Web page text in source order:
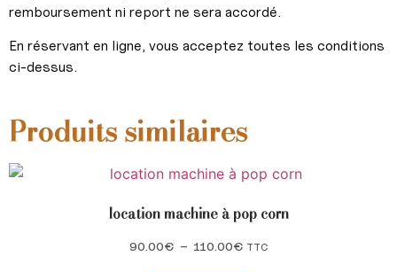
remboursement ni report ne sera accordé.
En réservant en ligne, vous acceptez toutes les conditions
ci-dessus.
Produits similaires
location machine à pop corn
90.00€ – 110.00€ TTC